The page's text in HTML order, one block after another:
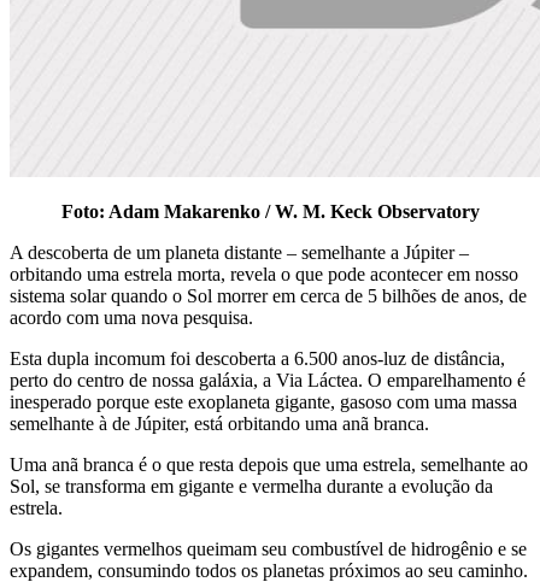
Foto: Adam Makarenko / W. M. Keck Observatory
A descoberta de um planeta distante – semelhante a Júpiter –
orbitando uma estrela morta, revela o que pode acontecer em nosso
sistema solar quando o Sol morrer em cerca de 5 bilhões de anos, de
acordo com uma nova pesquisa.
Esta dupla incomum foi descoberta a 6.500 anos-luz de distância,
perto do centro de nossa galáxia, a Via Láctea. O emparelhamento é
inesperado porque este exoplaneta gigante, gasoso com uma massa
semelhante à de Júpiter, está orbitando uma anã branca.
Uma anã branca é o que resta depois que uma estrela, semelhante ao
Sol, se transforma em gigante e vermelha durante a evolução da
estrela.
Os gigantes vermelhos queimam seu combustível de hidrogênio e se
expandem, consumindo todos os planetas próximos ao seu caminho.